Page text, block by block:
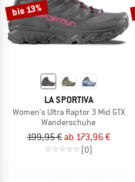
bis 13%
LA SPORTIVA
Women's Ultra Raptor 3 Mid GTX
Wanderschuhe
199,95 € ab 173,96 €
(0)